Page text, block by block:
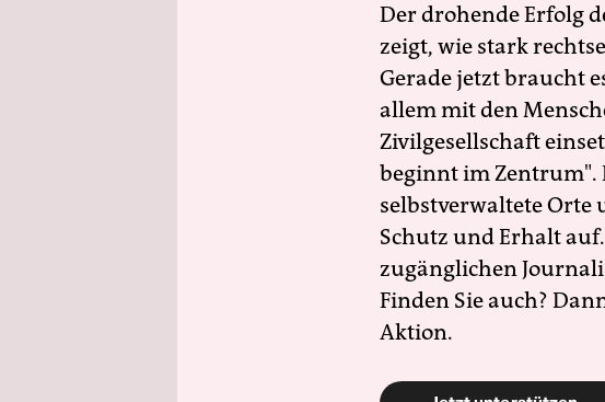
Der drohende Erfolg
zeigt, wie stark
Gerade jetzt braucht
allem mit den
Zivilgesellschaft
beginnt im Zentrum".
selbstverwaltete Orte
Schutz und Erhalt
zugänglichen
Finden Sie auch?
Aktion.